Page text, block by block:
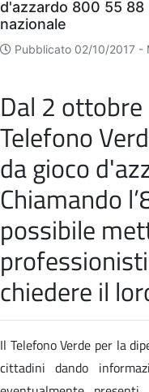
d'azzardo 800 55 88
nazionale
Pubblicato 02/10/2017 -
Dal 2
Telefono
da gioco
Chiamando
possibile
chiedere il
Il Telefono Verde per la
cittadini dando